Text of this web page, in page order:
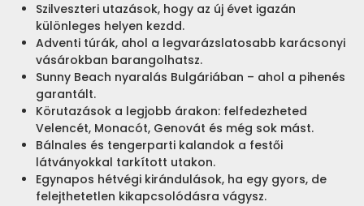
Szilveszteri utazások, hogy az új évet igazán
különleges helyen kezdd.
Adventi túrák, ahol a legvarázslatosabb karácsonyi
vásárokban barangolhatsz.
Sunny Beach nyaralás Bulgáriában – ahol a pihenés
garantált.
Körutazások a legjobb árakon: felfedezheted
Velencét, Monacót, Genovát és még sok mást.
Bálnales és tengerparti kalandok a festői
látványokkal tarkított utakon.
Egynapos hétvégi kirándulások, ha egy gyors, de
felejthetetlen kikapcsolódásra vágysz.